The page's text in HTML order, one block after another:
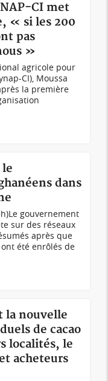
CI met
« si les 200
pas
»
agricole pour
CI), Moussa
la première
le
dans
gouvernement
sur des réseaux
après que
été enrôlés de
la nouvelle
de cacao
localités, le
acheteurs